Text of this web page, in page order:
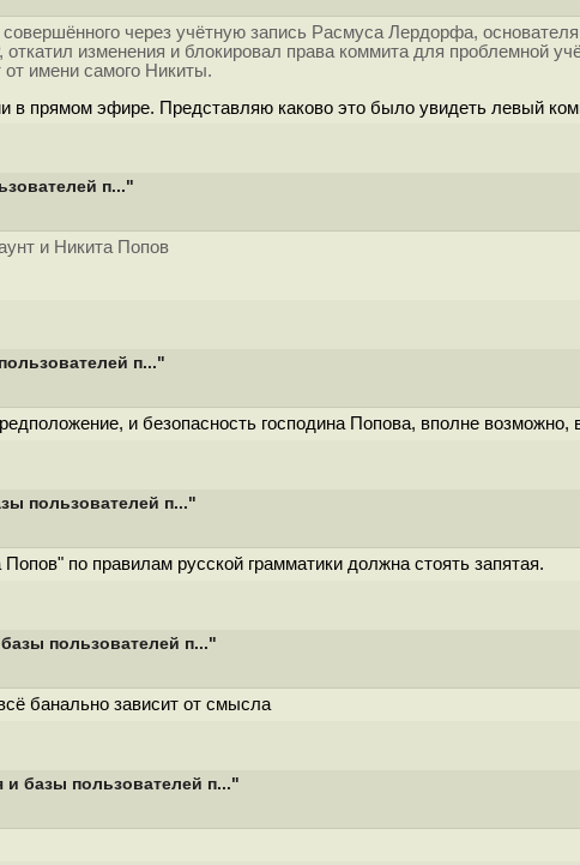
через учётную запись Расмуса Лердорфа,
изменения и блокировал права коммита для проблемной
имени самого Никиты.
в прямом эфире. Представляю каково это было увидеть левый
п..."
и Никита Попов
п..."
и безопасность господина Попова, вполне
пользователей п..."
по правилам русской грамматики должна стоять запятая.
пользователей п..."
банально зависит от смысла
базы пользователей п..."